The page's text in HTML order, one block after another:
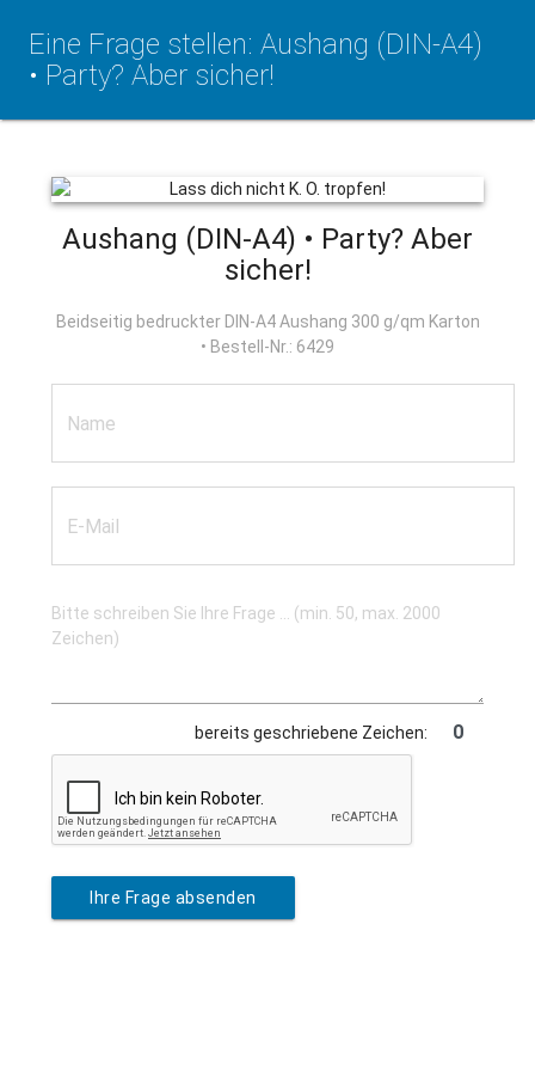
Eine Frage stellen: Aushang (DIN-A4)
• Party? Aber sicher!
Aushang (DIN-A4) • Party? Aber
sicher!
Beidseitig bedruckter DIN-A4 Aushang 300 g/qm Karton
• Bestell-Nr.: 6429
bereits geschriebene Zeichen:
Ihre Frage absenden